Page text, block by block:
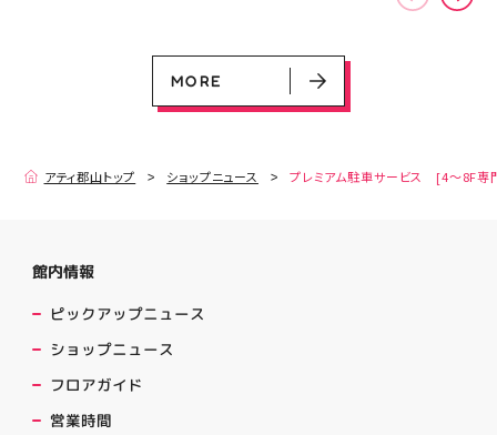
MORE
MORE
アティ郡山トップ ショップニュース プレミアム駐車サービス [4～8F専
館内情報
ピックアップニュース
ショップニュース
フロアガイド
営業時間